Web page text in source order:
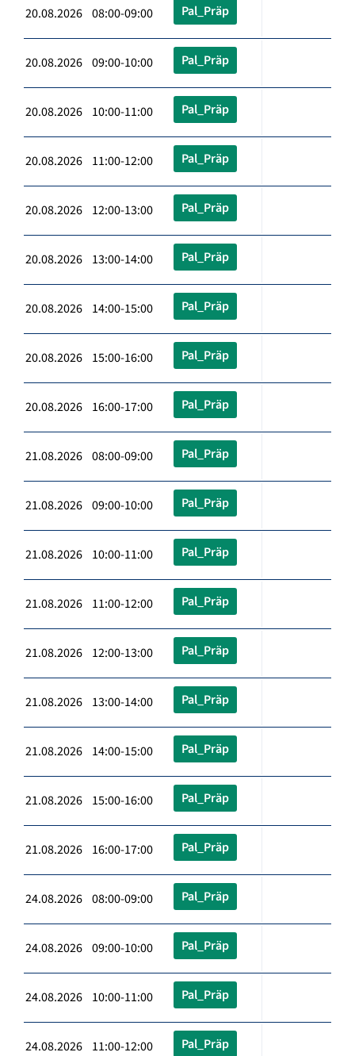
20.08.2026 08:00-09:00 Pal_Präp
20.08.2026 09:00-10:00 Pal_Präp
20.08.2026 10:00-11:00 Pal_Präp
20.08.2026 11:00-12:00 Pal_Präp
20.08.2026 12:00-13:00 Pal_Präp
20.08.2026 13:00-14:00 Pal_Präp
20.08.2026 14:00-15:00 Pal_Präp
20.08.2026 15:00-16:00 Pal_Präp
20.08.2026 16:00-17:00 Pal_Präp
21.08.2026 08:00-09:00 Pal_Präp
21.08.2026 09:00-10:00 Pal_Präp
21.08.2026 10:00-11:00 Pal_Präp
21.08.2026 11:00-12:00 Pal_Präp
21.08.2026 12:00-13:00 Pal_Präp
21.08.2026 13:00-14:00 Pal_Präp
21.08.2026 14:00-15:00 Pal_Präp
21.08.2026 15:00-16:00 Pal_Präp
21.08.2026 16:00-17:00 Pal_Präp
24.08.2026 08:00-09:00 Pal_Präp
24.08.2026 09:00-10:00 Pal_Präp
24.08.2026 10:00-11:00 Pal_Präp
24.08.2026 11:00-12:00 Pal_Präp